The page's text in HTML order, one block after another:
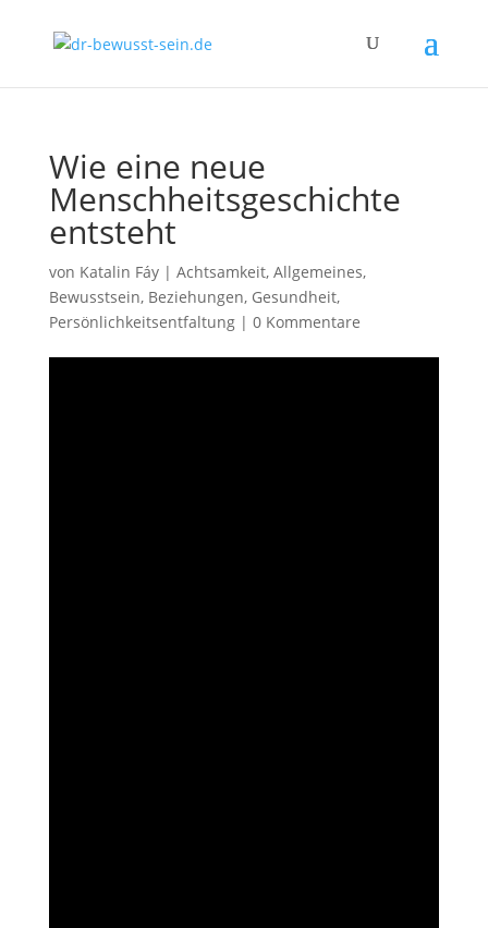
Wie eine neue
Menschheitsgeschichte
entsteht
von Katalin Fáy| Achtsamkeit, Allgemeines,
Bewusstsein, Beziehungen, Gesundheit,
Persönlichkeitsentfaltung| 0 Kommentare